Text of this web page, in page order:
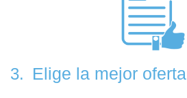
3. Elige la mejor oferta